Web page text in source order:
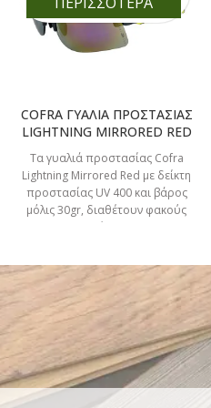
COFRA ΓΥΑΛΙΑ ΠΡΟΣΤΑΣΙΑΣ
LIGHTNING MIRRORED RED
Τα γυαλιά προστασίας Cofra
Lightning Mirrored Red με δείκτη
προστασίας UV 400 και βάρος
μόλις 30gr, διαθέτουν φακούς
καθρέπτες με